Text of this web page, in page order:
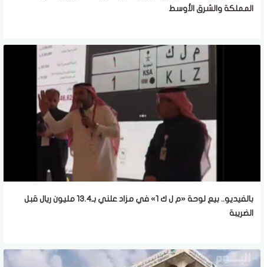
المملكة والشرق الأوسط
بالفيديو.. بيع لوحة «م ل ك 1» في مزاد علني بـ13.4 مليون ريال قبل
الضريبة